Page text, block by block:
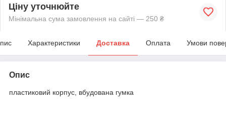
Ціну уточнюйте
Мінімальна сума замовлення на сайті — 250 ₴
Характеристики Доставка Оплата Умови
Опис
пластиковий корпус, вбудована гумка